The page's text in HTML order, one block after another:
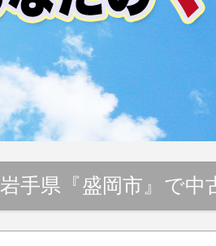
岩手県『盛岡市』で